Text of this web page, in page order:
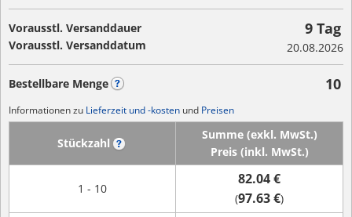
Vorausstl. Versanddauer
Vorausstl. Versanddatum
9 Tag
20.08.2026
Bestellbare Menge 10
Informationen zu Lieferzeit und -kosten und Preisen
Stückzahl
Summe (exkl. MwSt.)
Preis (inkl. MwSt.)
1 - 10
82.04 €
(97.63 €)